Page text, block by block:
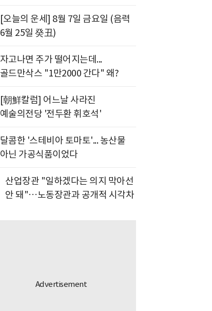
[오늘의 운세] 8월 7일 금요일 (음력
6월 25일 癸丑)
자고나면 주가 떨어지는데...
골드만삭스 "1만2000 간다" 왜?
[朝鮮칼럼] 어느날 사라진
예술의전당 '전두환 휘호석'
달콤한 '스테비아 토마토'... 농산물
아닌 가공식품이었다
산업장관 "일하겠다는 의지 막아선
안 돼"…노동장관과 공개적 시각차